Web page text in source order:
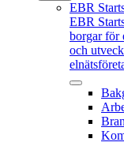
EBR
EBR
borgar för
och